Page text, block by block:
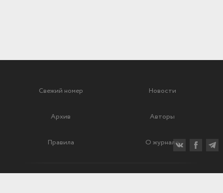
Свежий номер Новости
Архив Авторы
Правила О журнале